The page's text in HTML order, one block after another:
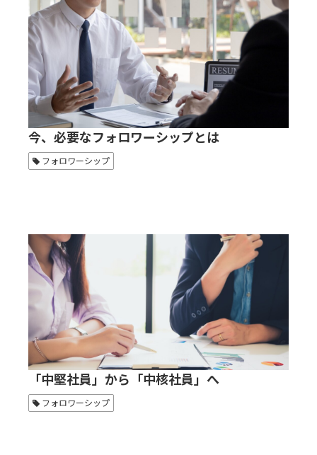
今、必要なフォロワーシップとは
フォロワーシップ
「中堅社員」から「中核社員」へ
フォロワーシップ